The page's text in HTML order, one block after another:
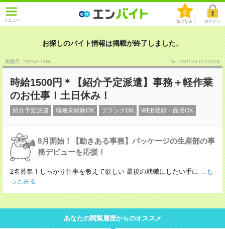
メニュー
0
気になる！ ログイン
お探しのバイト情報は掲載が終了しました。
掲載日 :2026/07/03 No.TSPT26-0523224
時給1500円＊【紹介予定派遣】事務＋軽作業
のお仕事！土日休み！
紹介予定派遣 職種未経験OK ブランクOK WEB登録・面接OK
8月開始！【動きある事務】パッケージの生産部の事
務デビューを応援！
2名募集！しっかり仕事を教えて欲しい 最後の就職にしたい手に ...も
っとみる
あなたの閲覧履歴からのオススメ